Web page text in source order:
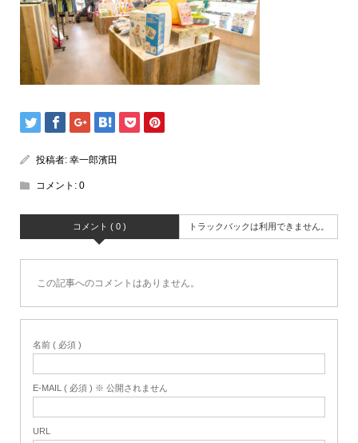
投稿者: 幸一郎濱田
コメント: 0
コメント ( 0 ) トラックバックは利用できません。
この記事へのコメントはありません。
名前 ( 必須 )
E-MAIL ( 必須 ) ※ 公開されません
URL